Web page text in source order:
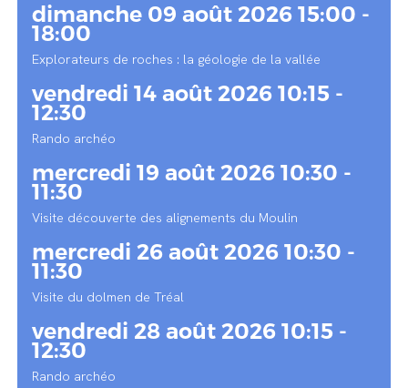
dimanche 09 août 2026 15:00 -
18:00
Explorateurs de roches : la géologie de la vallée
vendredi 14 août 2026 10:15 -
12:30
Rando archéo
mercredi 19 août 2026 10:30 -
11:30
Visite découverte des alignements du Moulin
mercredi 26 août 2026 10:30 -
11:30
Visite du dolmen de Tréal
vendredi 28 août 2026 10:15 -
12:30
Rando archéo